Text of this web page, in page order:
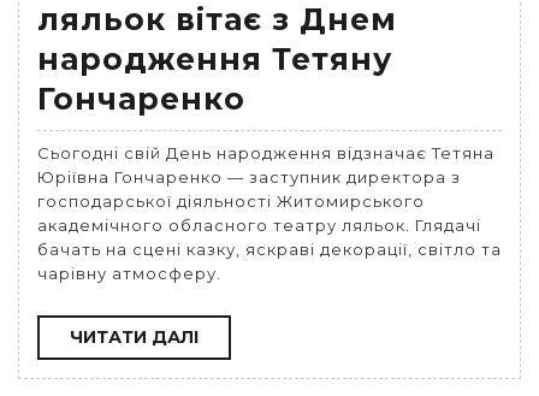
ляльок вітає з Днем
народження Тетяну
Гончаренко
Сьогодні свій День народження відзначає Тетяна
Юріївна Гончаренко — заступник директора з
господарської діяльності Житомирського
академічного обласного театру ляльок. Глядачі
бачать на сцені казку, яскраві декорації, світло та
чарівну атмосферу.
ЧИТАТИ ДАЛІЧИТАТИ
ДАЛІ